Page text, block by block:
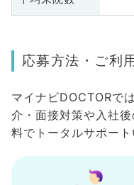
応募方法・ご利
マイナビDOCTORで
介・面接対策や入社
料でトータルサポート